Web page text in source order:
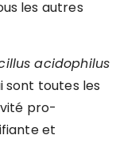
les autres
acidophilus
sont toutes les
pro-
et